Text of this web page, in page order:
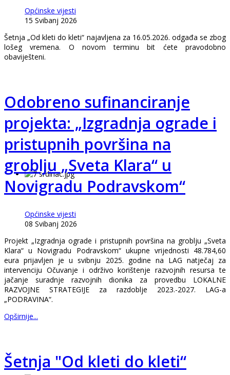
Općinske vijesti
15 Svibanj 2026
Šetnja „Od kleti do kleti“ najavljena za 16.05.2026. odgađa se zbog
lošeg vremena. O novom terminu bit ćete pravodobno
obaviješteni.
Odobreno sufinanciranje
projekta: „Izgradnja ograde i
pristupnih površina na
groblju „Sveta Klara“ u
Novigradu Podravskom“
Općinske vijesti
08 Svibanj 2026
Projekt „Izgradnja ograde i pristupnih površina na groblju „Sveta
Klara“ u Novigradu Podravskom“ ukupne vrijednosti 48.784,60
eura prijavljen je u svibnju 2025. godine na LAG natječaj za
intervenciju Očuvanje i održivo korištenje razvojnih resursa te
jačanje suradnje razvojnih dionika za provedbu LOKALNE
RAZVOJNE STRATEGIJE za razdoblje 2023.-2027. LAG-a
„PODRAVINA“.
Opširnije...
Šetnja "Od kleti do kleti“